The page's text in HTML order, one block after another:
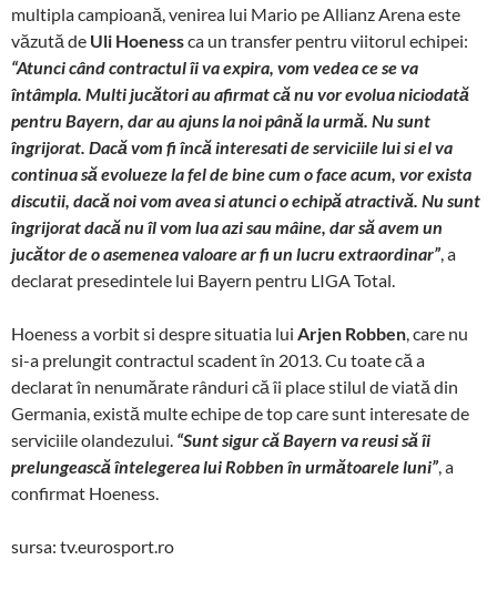
multipla campioană, venirea lui Mario pe Allianz Arena este
văzută de Uli Hoenessca un transfer pentru viitorul echipei:
“Atunci când contractul îi va expira, vom vedea ce se va
întâmpla. Multi jucători au afirmat că nu vor evolua niciodată
pentru Bayern, dar au ajuns la noi până la urmă. Nu sunt
îngrijorat. Dacă vom fi încă interesati de serviciile lui si el va
continua să evolueze la fel de bine cum o face acum, vor exista
discutii, dacă noi vom avea si atunci o echipă atractivă. Nu sunt
îngrijorat dacă nu îl vom lua azi sau mâine, dar să avem un
jucător de o asemenea valoare ar fi un lucru extraordinar”, a
declarat presedintele lui Bayern pentru LIGA Total.
Hoeness a vorbit si despre situatia lui Arjen Robben, care nu
si-a prelungit contractul scadent în 2013. Cu toate că a
declarat în nenumărate rânduri că îi place stilul de viată din
Germania, există multe echipe de top care sunt interesate de
serviciile olandezului. “Sunt sigur că Bayern va reusi să îi
prelungească întelegerea lui Robben în următoarele luni”, a
confirmat Hoeness.
sursa: tv.eurosport.ro